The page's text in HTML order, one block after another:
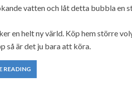
vatten och låt detta bubbla en
en helt ny värld. Köp hem större
så är det ju bara att köra.
READING